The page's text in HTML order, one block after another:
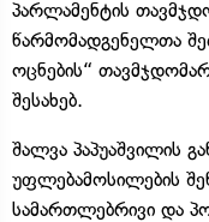
პარლამენტის
წარმომადგენელთა
ოცნების“
შესახებ.
შალვა პაპუაშვილის
უფლებამოსილების
სამართლებრივი და